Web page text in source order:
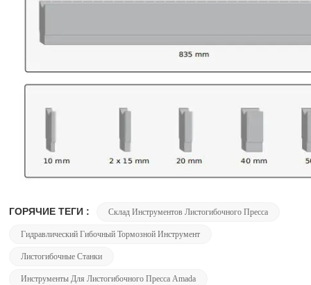
ГОРЯЧИЕ ТЕГИ : Склад Инструментов Листогибочного Пресса
Гидравлический Гибочный Тормозной Инструмент
Листогибочные Станки
Инструменты Для Листогибочного Пресса Amada